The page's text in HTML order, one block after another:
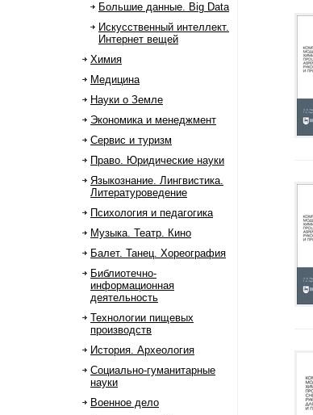
Большие данные. Big Data
Искусственный интеллект.
Интернет вещей
Химия
Медицина
Науки о Земле
Экономика и менеджмент
Сервис и туризм
Право. Юридические науки
Языкознание. Лингвистика.
Литературоведение
Психология и педагогика
Музыка. Театр. Кино
Балет. Танец. Хореография
Библиотечно-
информационная
деятельность
Технологии пищевых
производств
История. Археология
Социально-гуманитарные
науки
Военное дело